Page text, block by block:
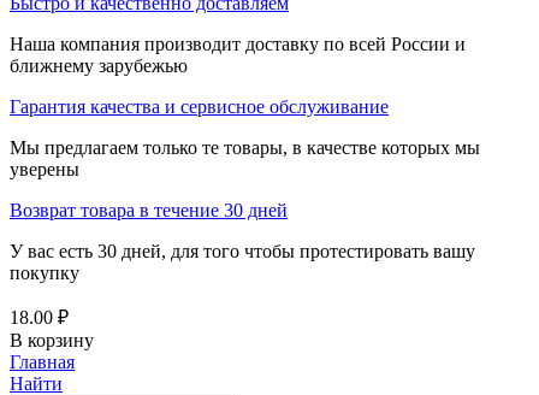
Наша компания производит доставку по всей России и
ближнему зарубежью
Гарантия качества и сервисное обслуживание
Мы предлагаем только те товары, в качестве которых мы
уверены
Возврат товара в течение 30 дней
У вас есть 30 дней, для того чтобы протестировать вашу
покупку
18.00 ₽
В корзину
Главная
Найти